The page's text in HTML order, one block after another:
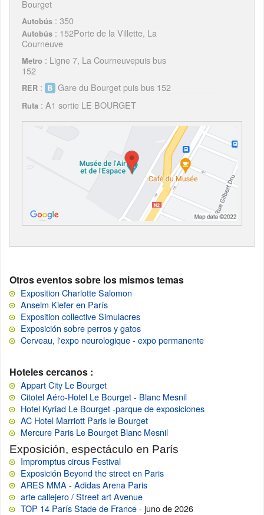
Bourget
Autobús : 350
Autobús : 152Porte de la Villette, La
Courneuve
Metro : Ligne 7, La Courneuvepuis bus
152
RER : Gare du Bourget puis bus 152
Ruta : A1 sortie LE BOURGET
Otros eventos sobre los mismos temas
Exposition Charlotte Salomon
Anselm Kiefer en París
Exposition collective Simulacres
Exposición sobre perros y gatos
Cerveau, l'expo neurologique - expo permanente
Hoteles cercanos :
Appart City Le Bourget
Citotel Aéro-Hotel Le Bourget - Blanc Mesnil
Hotel Kyriad Le Bourget -parque de exposiciones
AC Hotel Marriott Paris le Bourget
Mercure Paris Le Bourget Blanc Mesnil
Exposición, espectáculo en París
Impromptus circus Festival
Exposición Beyond the street en Paris
ARES MMA - Adidas Arena Paris
arte callejero / Street art Avenue
TOP 14 París Stade de France- juno de 2026